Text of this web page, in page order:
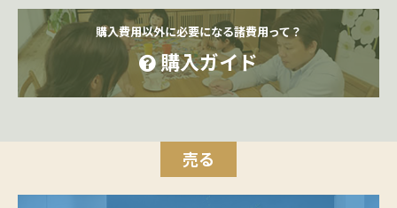
購入費用以外に必要になる諸費用って？
購入ガイド
売る